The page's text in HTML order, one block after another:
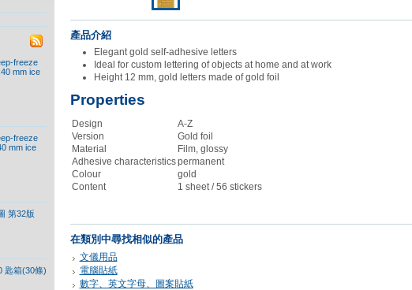
freeze
mm ice
freeze
mm ice
第32版
匙箱(30條)
產品介紹
Elegant gold self-adhesive letters
Ideal for custom lettering of objects at home and at work
Height 12 mm, gold letters made of gold foil
Properties
Design
A-Z
Version
Gold foil
Material
Film, glossy
Adhesive characteristicspermanent
Colour
gold
Content
1 sheet / 56 stickers
在類別中尋找相似的產品
文儀用品
電腦貼紙
數字、英文字母、圖案貼紙